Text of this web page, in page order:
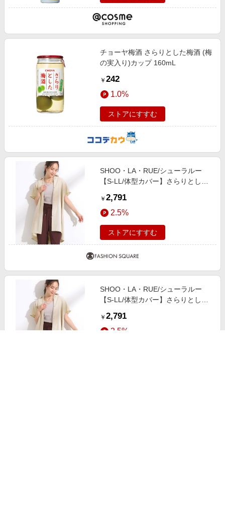
チョーヤ梅酒 さらりとした梅酒 (梅
の実入り)カップ 160mL
￥ 242
1.0%
ストアにすすむ
SHOO・LA・RUE/シューラルー
【S-LL/体型カバー】さらりとした
ブラウス ライトベージュ(051)
03(L)
￥ 2,791
2.5%
ストアにすすむ
SHOO・LA・RUE/シューラルー
【S-LL/体型カバー】さらりとした
ブラウス ライトベージュ(051)
01(S)
￥ 2,791
2.5%